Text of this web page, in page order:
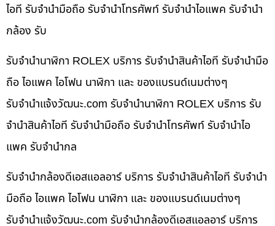
ไอที รับจำนำมือถือ รับจำนำโทรศัพท์ รับจำนำไอแพค รับจำนำ
กล้อง รับ
รับจำนำนาฬิกา ROLEX บริการ รับจำนำสินค้าไอที รับจำนำมือ
ถือ ไอแพค ไอโฟน นาฬิกา และ ของแบรนด์เนมต่างๆ
รับจํานําแจ้งวัฒนะ.com รับจำนำนาฬิกา ROLEX บริการ รับ
จำนำสินค้าไอที รับจำนำมือถือ รับจำนำโทรศัพท์ รับจำนำไอ
แพค รับจำนำกล
รับจำนำกล้องดีเอสแอลอาร์ บริการ รับจำนำสินค้าไอที รับจำนำ
มือถือ ไอแพค ไอโฟน นาฬิกา และ ของแบรนด์เนมต่างๆ
รับจํานําแจ้งวัฒนะ.com รับจำนำกล้องดีเอสแอลอาร์ บริการ